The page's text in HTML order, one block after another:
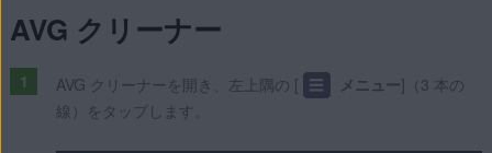
AVG クリーナー
AVG クリーナーを開き、左上隅の [ ☰ メニュー]（3 本の
線）をタップします。